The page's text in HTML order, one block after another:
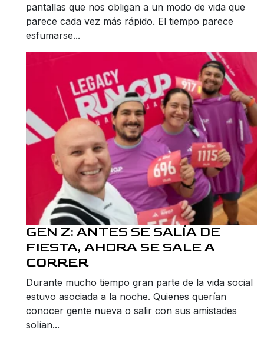
pantallas que nos obligan a un modo de vida que
parece cada vez más rápido. El tiempo parece
esfumarse...
GEN Z: ANTES SE SALÍA DE
FIESTA, AHORA SE SALE A
CORRER
Durante mucho tiempo gran parte de la vida social
estuvo asociada a la noche. Quienes querían
conocer gente nueva o salir con sus amistades
solían...